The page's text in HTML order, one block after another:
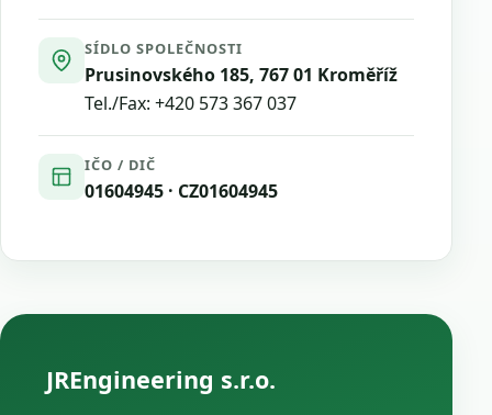
SÍDLO SPOLEČNOSTI
Prusinovského 185, 767 01 Kroměříž
Tel./Fax: +420 573 367 037
IČO / DIČ
01604945 · CZ01604945
JREngineering s.r.o.